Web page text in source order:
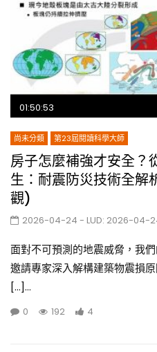
01:50:53
尚未分類 第23屆閱讀科學大師
房子怎麼補強才安全？
生：耐震防災技術全解
觀)
2026-04-24 - LUD: 2026-04-
面對不可預測的地震威脅，我
邀請專家深入解構建築物震損
[…]...
0 192 4